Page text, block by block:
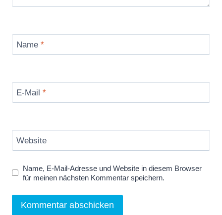
Name *
E-Mail *
Website
Name, E-Mail-Adresse und Website in diesem Browser
für meinen nächsten Kommentar speichern.